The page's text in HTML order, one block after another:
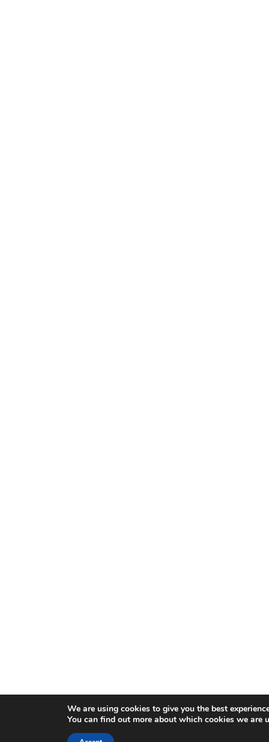
We are using cookies to give you the best
You can find out more about which cookies we